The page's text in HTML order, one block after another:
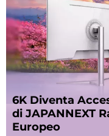
6K Diventa
di JAPANNEXT
Europeo